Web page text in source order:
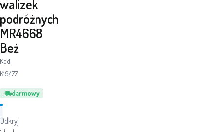
darmowy
walizek
podróżnych
MR4668
Beż
Kod:
K19477
Odkryj